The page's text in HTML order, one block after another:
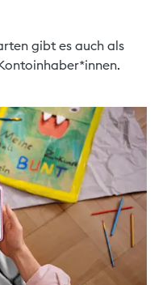
gibt es auch als